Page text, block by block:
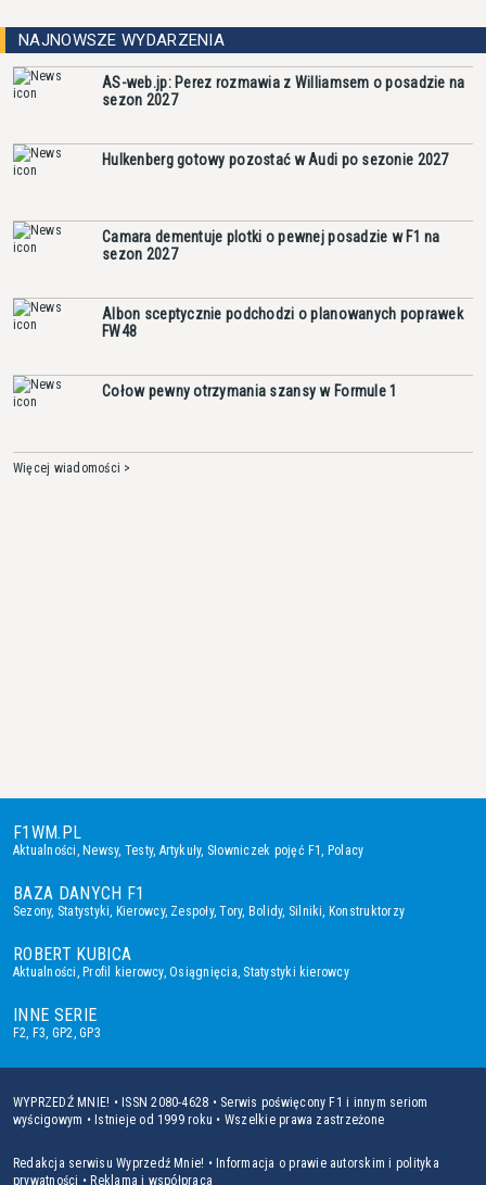
NAJNOWSZE WYDARZENIA
AS-web.jp: Perez rozmawia z Williamsem o posadzie na
sezon 2027
Hulkenberg gotowy pozostać w Audi po sezonie 2027
Camara dementuje plotki o pewnej posadzie w F1 na
sezon 2027
Albon sceptycznie podchodzi o planowanych poprawek
FW48
Cołow pewny otrzymania szansy w Formule 1
Więcej wiadomości >
F1WM.PL
Aktualności, Newsy, Testy, Artykuły, Słowniczek pojęć F1, Polacy
BAZA DANYCH F1
Sezony, Statystyki, Kierowcy, Zespoły,Tory, Bolidy, Silniki, Konstruktorzy
ROBERT KUBICA
Aktualności, Profil kierowcy,Osiągnięcia, Statystyki kierowcy
INNE SERIE
F2, F3, GP2,GP3
WYPRZEDŹ MNIE! • ISSN 2080-4628 • Serwis poświęcony F1 i innym seriom
wyścigowym • Istnieje od 1999 roku • Wszelkie prawa zastrzeżone
Redakcja serwisu Wyprzedź Mnie! • Informacja o prawie autorskim i polityka
prywatności • Reklama i współpraca